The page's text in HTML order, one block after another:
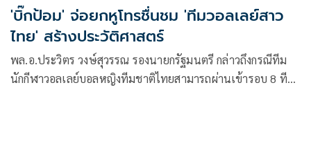
'บิ๊กป้อม' จ่อยกหูโทรชื่นชม 'ทีมวอลเลย์สาว
ไทย' สร้างประวัติศาสตร์
พล.อ.ประวิตร วงษ์สุวรรณ รองนายกรัฐมนตรี กล่าวถึงกรณีทีม
นักกีฬาวอลเลย์บอลหญิงทีมชาติไทยสามารถผ่านเข้ารอบ 8 ทีม